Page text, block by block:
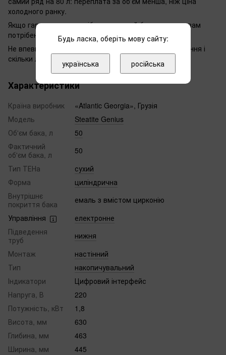
холодного ранку.
Якщо гаряча вода потрібна миттєво й без запасу — вам
потрібен проточний, а не накопичувальний.
Не впевнені у виборі — напишіть нам, що за приміщення і
скільки людей, підкажемо модель.
Характеристики
Країна виробник
«Atlantic Georgia», Грузія
Модель
Steatite Genius
Об'єм бака, л
50
Фактичний
об'єм бака, л
50
Тип ТЕНа
сухий
Форма
циліндрична
Внутрішнє
покриття бака
емаль з вмістом цирконію
Управління
електронне
Підведення
труб
нижня
Монтаж
настінний
Тип
накопичувальний
Індикатори
Цифровий інтерфейс
Напруга, В
220
Потужність, кВт
1,8
Висота, мм
630
Глибина, мм
463
Ширина, мм
445
Будь ласка, оберіть мову сайту:
українська російська